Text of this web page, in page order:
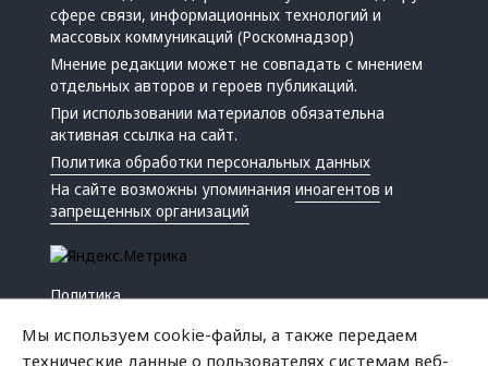
сфере связи, информационных технологий и
массовых коммуникаций (Роскомнадзор)
Мнение редакции может не совпадать с мнением
отдельных авторов и героев публикаций.
При использовании материалов обязательна
активная ссылка на сайт.
Политика обработки персональных данных
На сайте возможны упоминанияиноагентов и
запрещенных организаций
Политика
Мы используем cookie-файлы, а также передаем
технические данные о пользователях системам веб-